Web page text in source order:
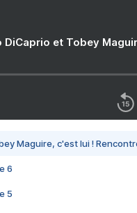
DiCaprio et Tobey
Maguire, c'est lui !
6
5